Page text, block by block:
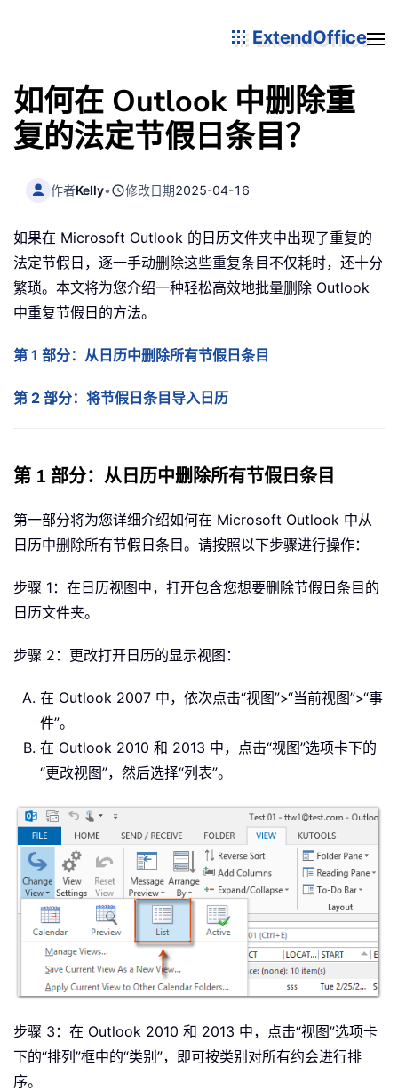
ExtendOffice
如何在 Outlook 中删除重
复的法定节假日条目？
作者Kelly• 修改日期2025-04-16
如果在 Microsoft Outlook 的日历文件夹中出现了重复的
法定节假日，逐一手动删除这些重复条目不仅耗时，还十分
繁琐。本文将为您介绍一种轻松高效地批量删除 Outlook
中重复节假日的方法。
第 1 部分：从日历中删除所有节假日条目
第 2 部分：将节假日条目导入日历
第 1 部分：从日历中删除所有节假日条目
第一部分将为您详细介绍如何在 Microsoft Outlook 中从
日历中删除所有节假日条目。请按照以下步骤进行操作：
步骤 1：在日历视图中，打开包含您想要删除节假日条目的
日历文件夹。
步骤 2：更改打开日历的显示视图：
在 Outlook 2007 中，依次点击“视图”>“当前视图”>“事
件”。
在 Outlook 2010 和 2013 中，点击“视图”选项卡下的
“更改视图”，然后选择“列表”。
步骤 3：在 Outlook 2010 和 2013 中，点击“视图”选项卡
下的“排列”框中的“类别”，即可按类别对所有约会进行排
序。